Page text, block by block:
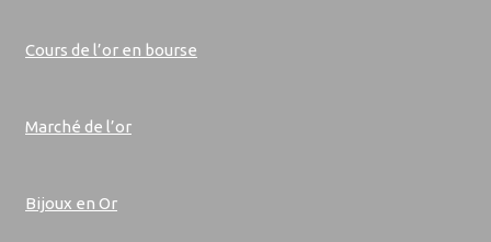
Cours de l’or en bourse
Marché de l’or
Bijoux en Or